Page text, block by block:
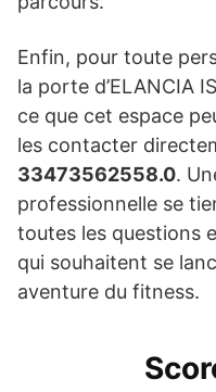
Enfin, pour toute
la porte d’ELANCIA
ce que cet espace
les contacter
33473562558.0.
professionnelle se
toutes les questions
qui souhaitent se
aventure du fitness.